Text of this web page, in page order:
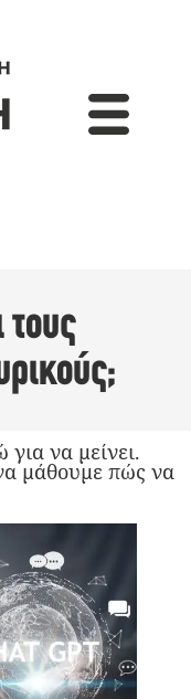
τους
να μείνει.
μάθουμε πώς να